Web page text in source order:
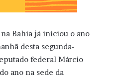
Bahia já iniciou o ano
desta segunda-
federal Márcio
ano na sede da